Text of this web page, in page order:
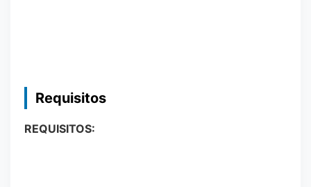
Requisitos
REQUISITOS: